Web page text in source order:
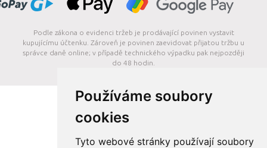
Používáme soubory
cookies
Tyto webové stránky používají soubory
Podle zákona o evidenci tržeb je prodávající povinen vystavit
kupujícímu účtenku. Zároveň je povinen zaevidovat přijatou tržbu u
správce daně online; v případě technického výpadku pak nejpozději
do 48 hodin.